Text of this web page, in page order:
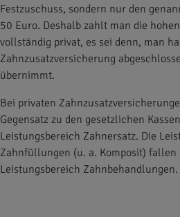
Festzuschuss, sondern nur den
50 Euro. Deshalb zahlt man die
vollständig privat, es sei denn, man
Zahnzusatzversicherung
übernimmt.
Bei privaten
Gegensatz zu den gesetzlichen
Leistungsbereich Zahnersatz. Die
Zahnfüllungen (u. a. Komposit) fallen
Leistungsbereich Zahnbehandlungen.